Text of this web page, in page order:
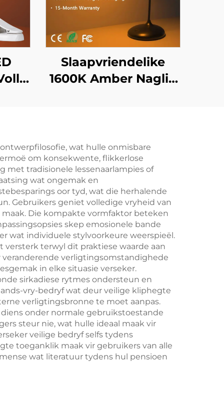
Slaapvriendelike
1600K Amber Naglig
Instellings met
1800Mah Herlaaibare
Battery
wat hulle onmisbare
om konsekwente, flikkerlose
met tradisionele lessenaarlampies of
wat ongemak en
oor tyd, wat die herhalende
Gebruikers geniet volledige vryheid van
Die kompakte vormfaktor beteken
skep emosionele bande
wat individuele stylvoorkeure weerspieël.
terwyl dit praktiese waarde aan
veranderende verligtingsomstandighede
in elke situasie verseker.
sirkadiese rytmes ondersteun en
vry-bedryf wat deur veilige kliphegte
verligtingsbronne te moet aanpas.
onder normale gebruikstoestande
steur nie, wat hulle ideaal maak vir
veilige bedryf selfs tydens
toeganklik maak vir gebruikers van alle
wat literatuur tydens hul pensioen